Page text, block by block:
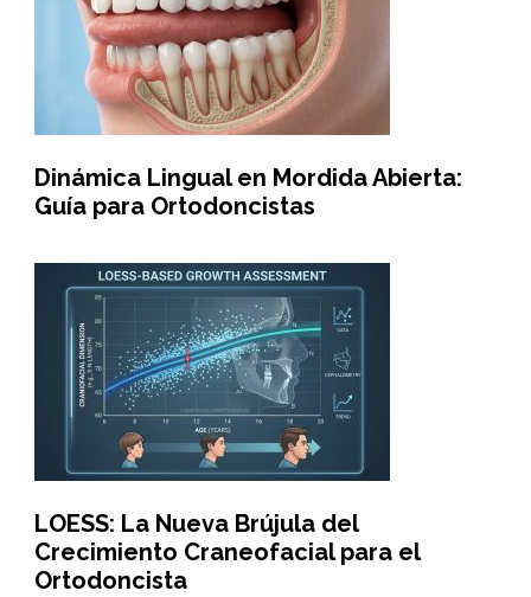
Dinámica Lingual en Mordida Abierta:
Guía para Ortodoncistas
LOESS: La Nueva Brújula del
Crecimiento Craneofacial para el
Ortodoncista